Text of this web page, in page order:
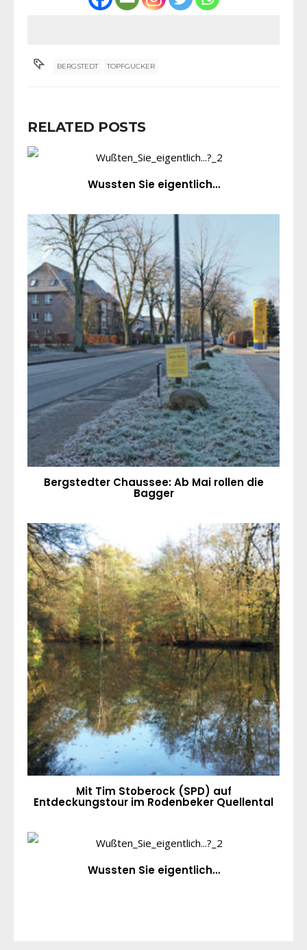
BERGSTEDT TOPFGUCKER
RELATED POSTS
Wussten Sie eigentlich…
Bergstedter Chaussee: Ab Mai rollen die
Bagger
Mit Tim Stoberock (SPD) auf
Entdeckungstour im Rodenbeker Quellental
Wussten Sie eigentlich…